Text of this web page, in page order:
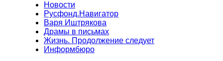
Новости
Русфонд.Навигатор
Варя Иштрякова
Драмы в письмах
Жизнь. Продолжение следует
Информбюро